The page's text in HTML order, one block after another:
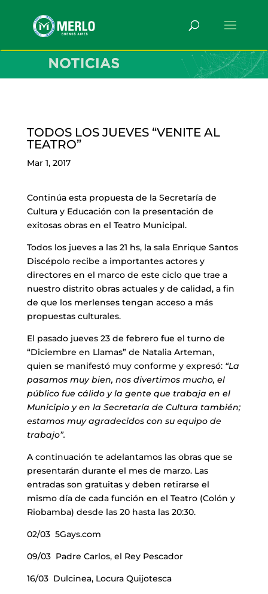
TODOS LOS JUEVES “VENITE AL
TEATRO”
Mar 1, 2017
Continúa esta propuesta de la Secretaría de
Cultura y Educación con la presentación de
exitosas obras en el Teatro Municipal.
Todos los jueves a las 21 hs, la sala Enrique Santos
Discépolo recibe a importantes actores y
directores en el marco de este ciclo que trae a
nuestro distrito obras actuales y de calidad, a fin
de que los merlenses tengan acceso a más
propuestas culturales.
El pasado jueves 23 de febrero fue el turno de
“Diciembre en Llamas” de Natalia Arteman,
quien se manifestó muy conforme y expresó: “La
pasamos muy bien, nos divertimos mucho, el
público fue cálido y la gente que trabaja en el
Municipio y en la Secretaría de Cultura también;
estamos muy agradecidos con su equipo de
trabajo”.
A continuación te adelantamos las obras que se
presentarán durante el mes de marzo. Las
entradas son gratuitas y deben retirarse el
mismo día de cada función en el Teatro (Colón y
Riobamba) desde las 20 hasta las 20:30.
02/03 5Gays.com
09/03 Padre Carlos, el Rey Pescador
16/03 Dulcinea, Locura Quijotesca